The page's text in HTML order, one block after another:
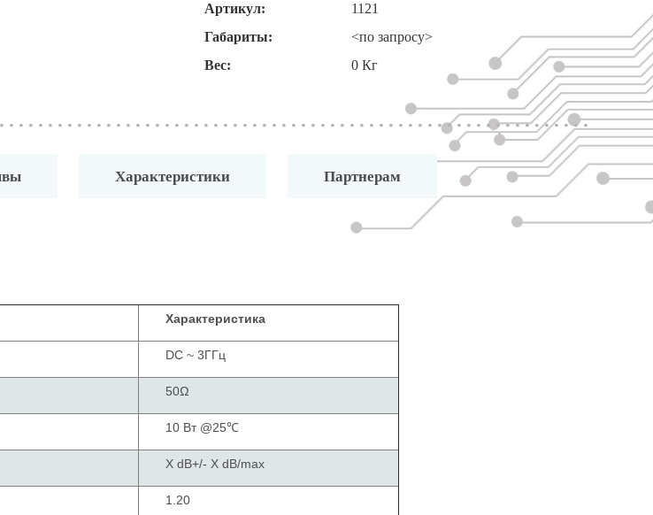
Артикул:
1121
Габариты:
<по запросу>
Вес:
0 Кг
Характеристики Партнерам
Характеристика
DC ~ 3ГГц
50Ω
10 Вт @25℃
X dB+/- X dB/max
1.20